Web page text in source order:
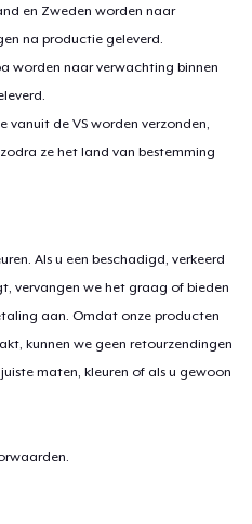
en Zweden worden naar
na productie geleverd.
worden naar verwachting binnen
vanuit de VS worden verzonden,
ze het land van bestemming
Als u een beschadigd, verkeerd
vervangen we het graag of bieden
aan. Omdat onze producten
kunnen we geen retourzendingen
maten, kleuren of als u gewoon